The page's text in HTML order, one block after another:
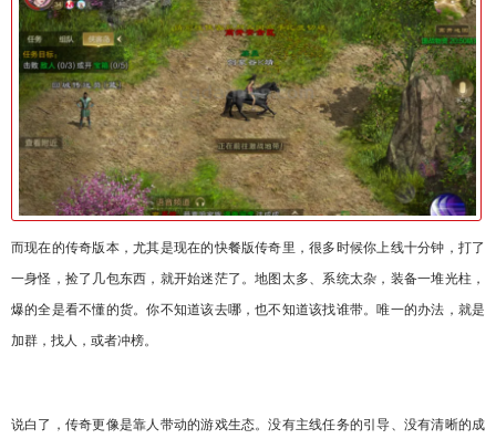
而现在的传奇版本，尤其是现在的快餐版传奇里，很多时候你上线十分钟，打了
一身怪，捡了几包东西，就开始迷茫了。地图太多、系统太杂，装备一堆光柱，
爆的全是看不懂的货。你不知道该去哪，也不知道该找谁带。唯一的办法，就是
加群，找人，或者冲榜。
说白了，传奇更像是靠人带动的游戏生态。没有主线任务的引导、没有清晰的成